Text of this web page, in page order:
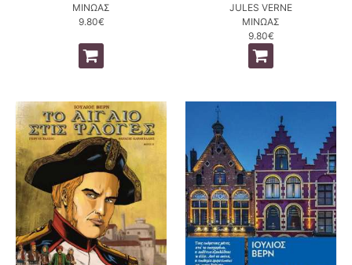
ΜΙΝΩΑΣ
9.80€
JULES VERNE
ΜΙΝΩΑΣ
9.80€